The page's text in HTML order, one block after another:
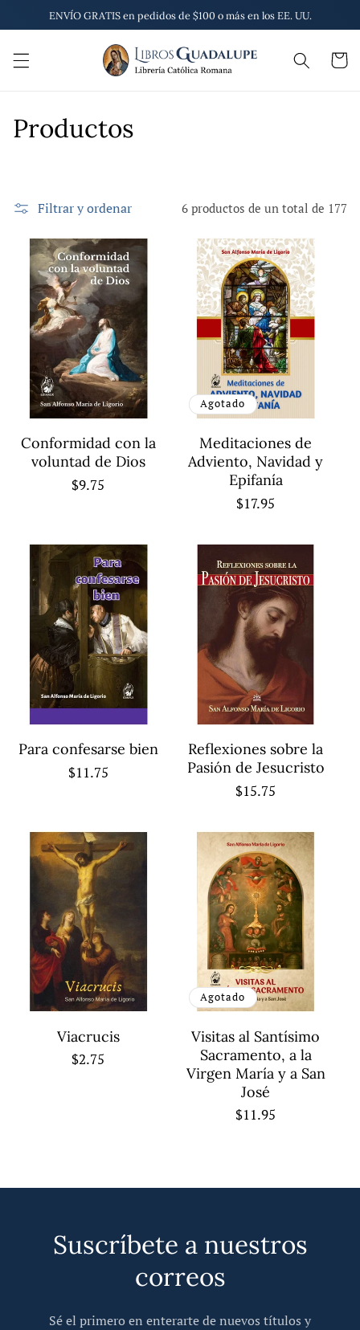
directamente
al contenido
ENVÍO GRATIS en pedidos de $100 o más en los EE. UU.
Carrito
C
e
Productos
Filtrar y ordenar 6 productos de un total de 177
Conformidad con la
voluntad de Dios
Precio
$9.75
Agotado
Meditaciones de
Adviento, Navidad y
Epifanía
Precio
$17.95
Para confesarse bien
Precio
$11.75
Reflexiones sobre la
Pasión de Jesucristo
Precio
$15.75
Viacrucis
Precio
$2.75
Agotado
Visitas al Santísimo
Sacramento, a la
Virgen María y a San
José
Precio
$11.95
Suscríbete a nuestros
correos
Sé el primero en enterarte de nuevos títulos y